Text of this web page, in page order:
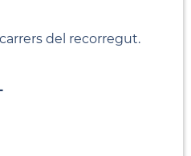
del recorregut.